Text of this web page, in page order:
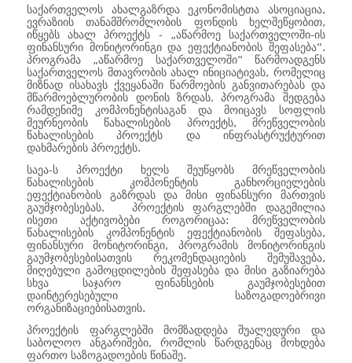
საქართველოს ახალგაზრდა ეკონომისტთა ასოციაცია,
ევრაზიის თანამშრომლობის ფონდის ხელშეწყობით,
იწყებს ახალ პროექტს - „აწარმოე საქართველოში-ის
ფინანსური მონიტორინგი და ეფექტიანობის შეფასება“.
პროგრამა „აწარმოე საქართველოში“ წარმოადგენს
საქართველოს მთავრობის ახალ ინიციატივას, რომელიც
მიზნად ისახავს ქვეყანაში წარმოების განვითარებას და
მწარმოებლურობის დონის ზრდას. პროგრამა შედგება
რამდენიმე კომპონენტისაგან და მოიცავს სოფლის
მეურნეობის წახალისების პროექტს, მრეწველობის
წახალისების პროექტს და ინფრასტრუქტურით
დახმარების პროექტს.
საეა-ს პროექტი ხელს შეუწყობს მრეწველობის
წახალისების კომპონენტის განხორციელების
ეფექტიანობის გაზრდას და მისი ფინანსური მართვის
გაუმჯობესებას. პროექტის ფარგლებში დაგემილია
ისეთი აქტივობები როგორიცაა: მრეწველობის
წახალისების კომპონენტის ეფექტიანობის შეფასება,
ფინანსური მონიტორინგი, პროგრამის მონიტორინგის
გაუმჯობესებისათვის რეკომენდაციების შემუშავება,
მიღებული გამოცდილების შეფასება და მისი გაზიარება
სხვა საჯარო ფინანსების გაუმჯობესებით
დაინტერესებული საზოგადოებრივი
ორგანიზაციებისათვის.
პროექტის ფარგლებში მომზადდება შუალედური და
საბოლოო ანგარიშები, რომლის წარდგენაც მოხდება
ფართო საზოგადოების წინაშე.